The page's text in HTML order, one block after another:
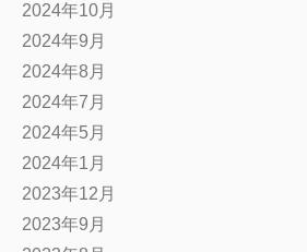
2024年10月
2024年9月
2024年8月
2024年7月
2024年5月
2024年1月
2023年12月
2023年9月